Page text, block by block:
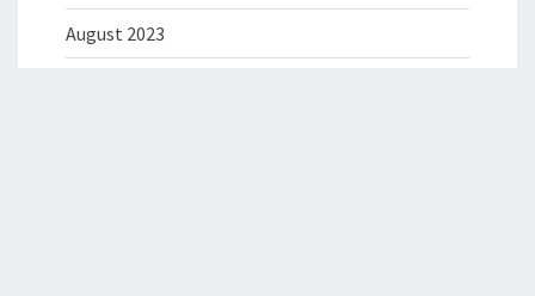
August 2023